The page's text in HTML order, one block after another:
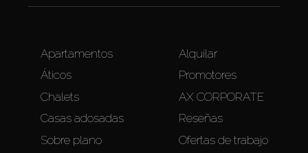
Apartamentos
Áticos
Chalets
Casas adosadas
Sobre plano
Alquilar
Promotores
AX CORPORATE
Reseñas
Ofertas de trabajo